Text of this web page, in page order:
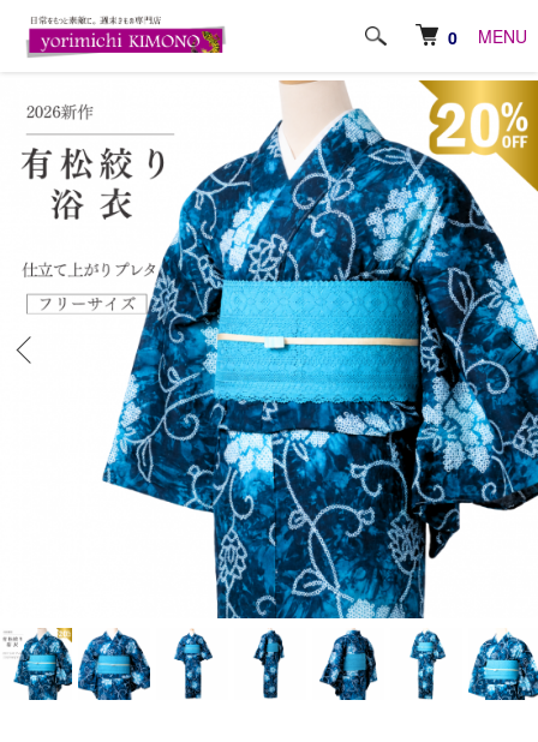
0 MENU
ホーム 浴衣・きもの 有松絞り浴衣